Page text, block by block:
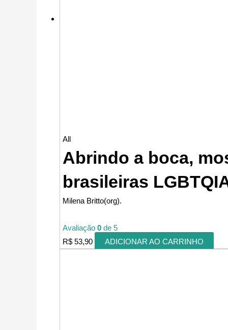
All
Abrindo a boca,
brasileiras
Milena Britto(org).
Avaliação 0 de 5
R$ 53,90 ADICIONAR AO CARRINHO